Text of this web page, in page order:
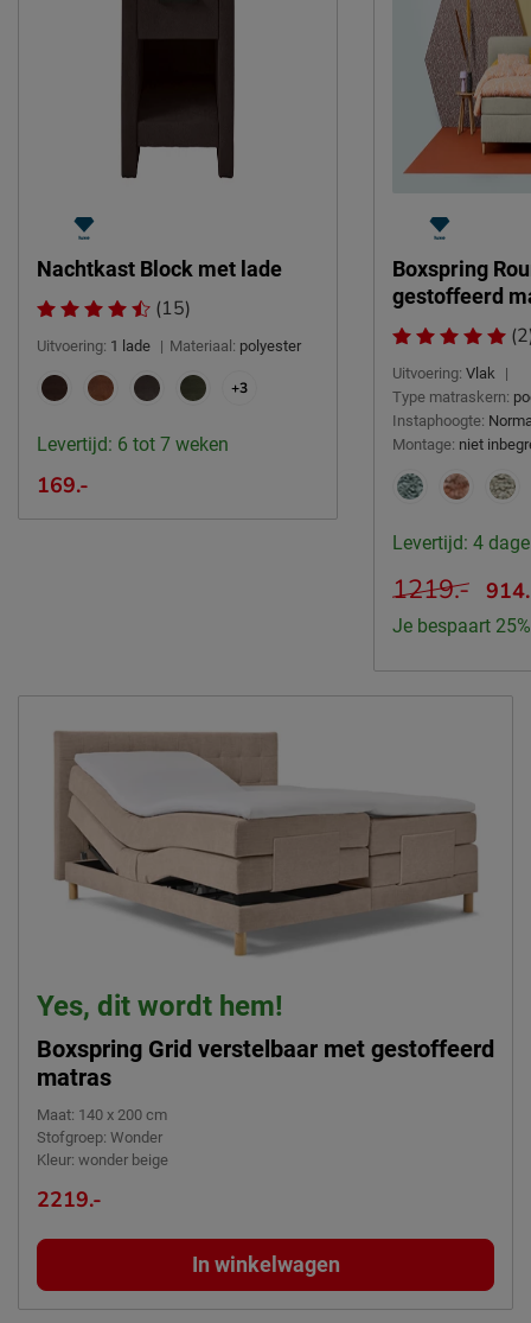
Nachtkast Block met lade
(15)
Uitvoering: 1 lade | Materiaal: polyester
+3
Levertijd: 6 tot 7 weken
169.-
Boxspring
gestoffeerd
Uitvoering: Vlak
|
Type matraskern:
Instaphoogte:
Montage: niet
Levertijd: 4
1219.-
Je bespaart 25%
Yes, dit wordt hem!
Boxspring Grid verstelbaar met gestoffeerd
matras
Maat: 140 x 200 cm
Stofgroep: Wonder
Kleur: wonder beige
2219.-
In winkelwagen